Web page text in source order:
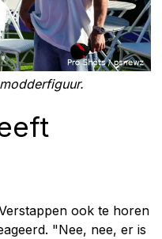
ook te horen
"Nee, nee, er is